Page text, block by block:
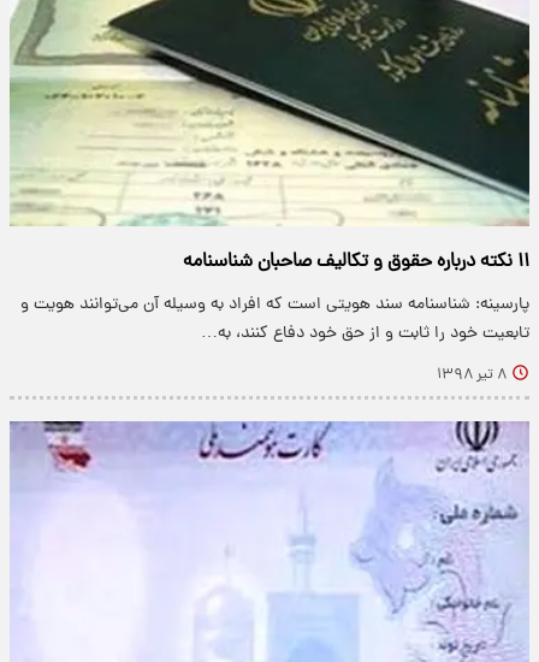
۱۱ نکته درباره حقوق و تکالیف صاحبان شناسنامه
پارسینه: شناسنامه سند هویتی است که افراد به وسیله آن می‌توانند هویت و
تابعیت خود را ثابت و از حق خود دفاع کنند، به…
۸ تیر ۱۳۹۸